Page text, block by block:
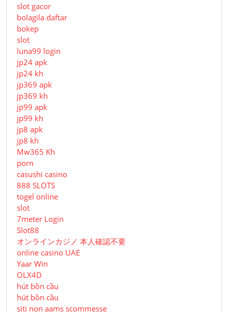
slot gacor
bolagila daftar
bokep
slot
luna99 login
jp24 apk
jp24 kh
jp369 apk
jp369 kh
jp99 apk
jp99 kh
jp8 apk
jp8 kh
Mw365 Kh
porn
casushi casino
888 SLOTS
togel online
slot
7meter Login
Slot88
オンラインカジノ 本人確認不要
online casino UAE
Yaar Win
OLX4D
hút bồn cầu
hút bồn cầu
siti non aams scommesse